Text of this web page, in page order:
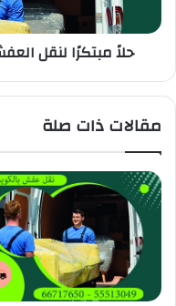
حلاً مبتكرًا لنقل
مقالات ذات صلة